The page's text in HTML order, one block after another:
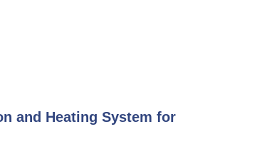
and Heating System for